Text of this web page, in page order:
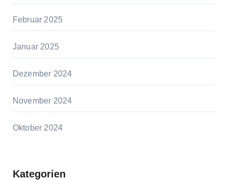
Februar 2025
Januar 2025
Dezember 2024
November 2024
Oktober 2024
Kategorien